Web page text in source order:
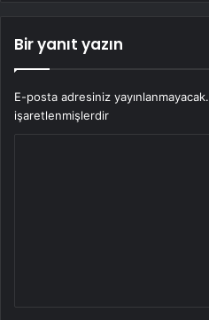
Bir yanıt yazın
E-posta adresiniz yayınlanmayacak.
işaretlenmişlerdir